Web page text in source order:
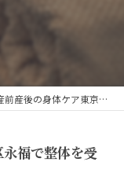
産後の身体ケア東京都杉並区永福で整体を受けて不調改善を目指す方法
福で整体を受